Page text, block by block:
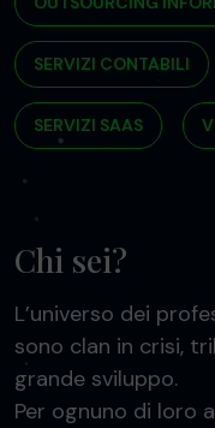
SERVIZI CONTABILI
SERVIZI SAAS
Chi sei?
L’universo dei
sono clan in crisi,
grande sviluppo.
Per ognuno di loro